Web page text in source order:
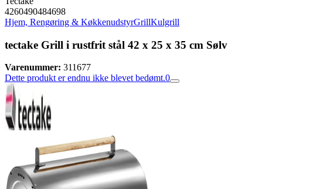
4260490484698
Hjem, Rengøring & KøkkenudstyrGrillKulgrill
tectake Grill i rustfrit stål 42 x 25 x 35 cm Sølv
Varenummer: 311677
Dette produkt er endnu ikke blevet bedømt.0